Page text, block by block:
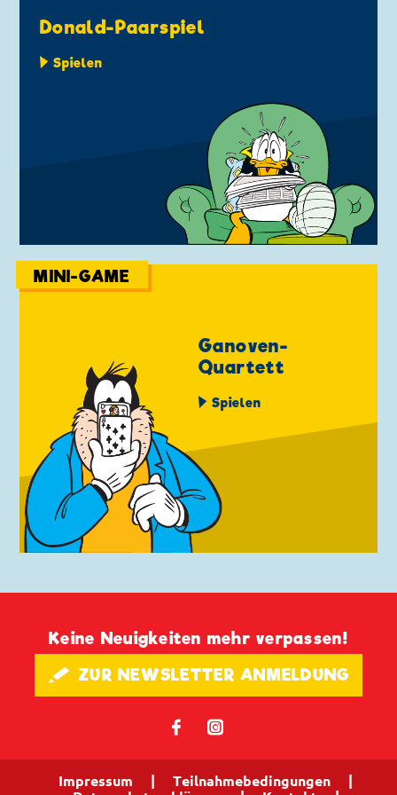
Donald-Paarspiel
Spielen
MINI-GAME
Ganoven-
Quartett
Spielen
Keine Neuigkeiten mehr verpassen!
🖋 ZUR NEWSLETTER ANMELDUNG
𝖿 📷
Impressum Teilnahmebedingungen